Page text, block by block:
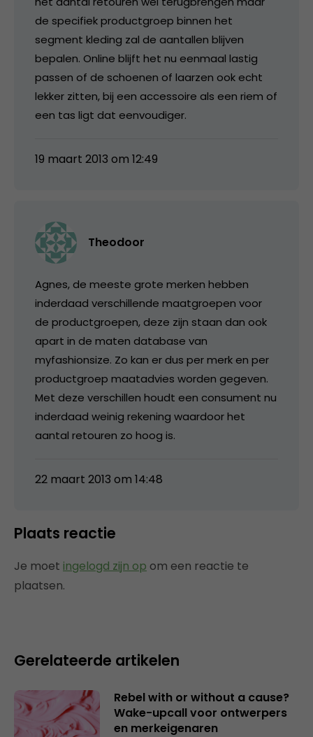
de specifiek productgroep binnen het
segment kleding zal de aantallen blijven
bepalen. Online blijft het nu eenmaal lastig
passen of de schoenen of laarzen ook echt
lekker zitten, bij een accessoire als een riem of
een tas ligt dat eenvoudiger.
19 maart 2013 om 12:49
Theodoor
Agnes, de meeste grote merken hebben
inderdaad verschillende maatgroepen voor
de productgroepen, deze zijn staan dan ook
apart in de maten database van
myfashionsize. Zo kan er dus per merk en per
productgroep maatadvies worden gegeven.
Met deze verschillen houdt een consument nu
inderdaad weinig rekening waardoor het
aantal retouren zo hoog is.
22 maart 2013 om 14:48
Plaats reactie
Je moet ingelogd zijn op om een reactie te
plaatsen.
Gerelateerde artikelen
Rebel with or without a cause?
Wake-upcall voor ontwerpers
en merkeigenaren